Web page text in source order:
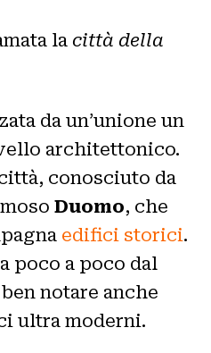
la città della
da un’unione un
architettonico.
conosciuto da
Duomo, che
edifici storici.
poco a poco dal
notare anche
ultra moderni.